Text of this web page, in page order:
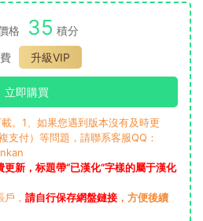
格 35 積分
升級VIP
立即購買
。1、如果您遇到版本沒有及時更
支付）等問題，請聯系客服QQ：
新，标題帶“已漢化”字樣的屬于漢化
， 請自行保存網盤鏈接 ，方便後續